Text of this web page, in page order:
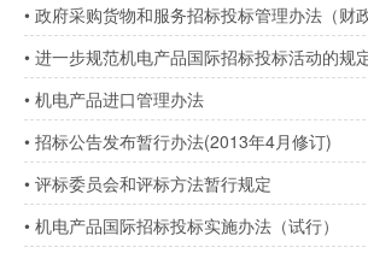
• 政府采购货物和服务招标投标管理办法（财
• 进一步规范机电产品国际招标投标活动的规
• 机电产品进口管理办法
• 招标公告发布暂行办法(2013年4月修订)
• 评标委员会和评标方法暂行规定
• 机电产品国际招标投标实施办法（试行）